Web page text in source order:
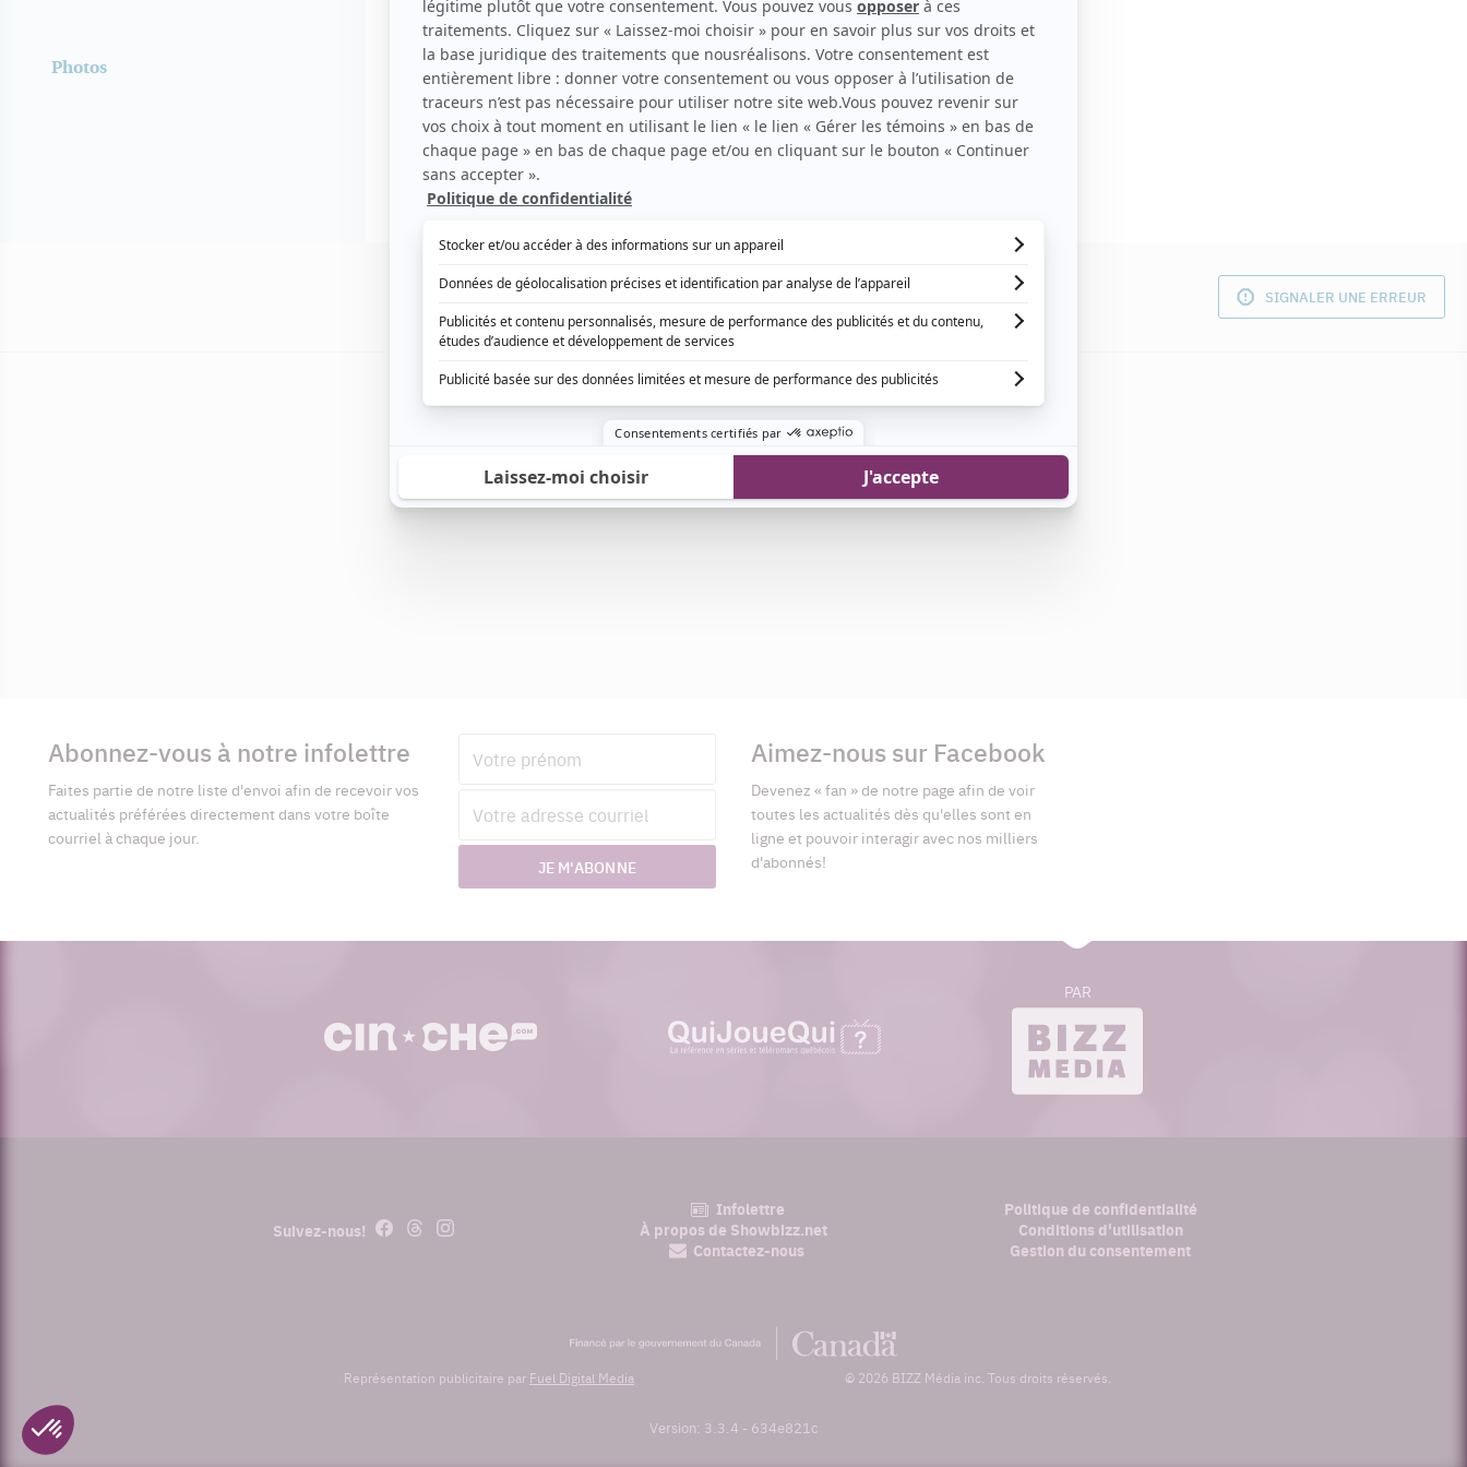
Photos
EN COLLABORATION AVEC SIGNALER UNE ERREUR
complémentaires
Abonnez-vous à notre infolettre
Faites partie de notre liste d'envoi afin de recevoir vos
actualités préférées directement dans votre boîte
courriel à chaque jour.
courriel
JE M'ABONNE
Aimez-nous sur Facebook
Devenez « fan » de notre page afin de voir
toutes les actualités dès qu'elles sont en
ligne et pouvoir interagir avec nos milliers
d'abonnés!
cinoche.com
quijouequi.com
bizzmedia.ca
PAR
Suivez-nous! FacebookThreadsInstagram
Infolettre
À propos de Showbizz.net
Contactez-nous
Politique de confidentialité
Conditions d'utilisation
Gestion du consentement
par
gouvernement
Représentation publicitaire par Fuel Digital Media © 2026 BIZZ Média inc. Tous droits réservés.
Version: 3.3.4 - 634e821c